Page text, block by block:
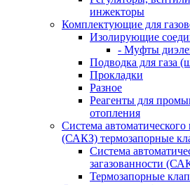
инжекторы
Комплектующие для
Изолирующие
- Муфты
Подводка для газа
Прокладки
Разное
Реагенты для
отопления
Система автоматического
(САКЗ) термозапорные
Система
загазованности
Термозапорные